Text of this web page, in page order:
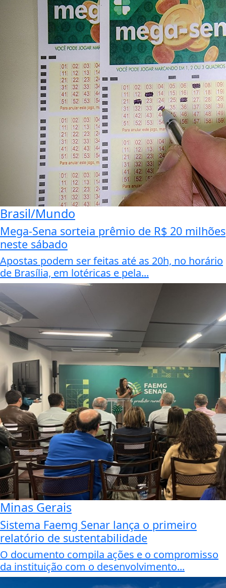
Brasil/Mundo
Mega-Sena sorteia prêmio de R$ 20 milhões
neste sábado
Apostas podem ser feitas até as 20h, no horário
de Brasília, em lotéricas e pela...
Minas Gerais
Sistema Faemg Senar lança o primeiro
relatório de sustentabilidade
O documento compila ações e o compromisso
da instituição com o desenvolvimento...